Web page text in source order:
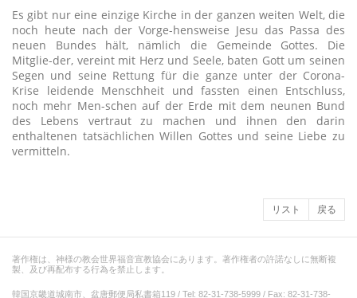
Es gibt nur eine einzige Kirche in der ganzen weiten Welt, die
noch heute nach der Vorge-hensweise Jesu das Passa des
neuen Bundes hält, nämlich die Gemeinde Gottes. Die
Mitglie-der, vereint mit Herz und Seele, baten Gott um seinen
Segen und seine Rettung für die ganze unter der Corona-
Krise leidende Menschheit und fassten einen Entschluss,
noch mehr Men-schen auf der Erde mit dem neunen Bund
des Lebens vertraut zu machen und ihnen den darin
enthaltenen tatsächlichen Willen Gottes und seine Liebe zu
vermitteln.
リスト 戻る
著作権は、神様の教会世界福音宣教協会にあります。著作権者の許諾なしに無断複
製、及び再配布する行為を禁止します。
韓国京畿道城南市、盆唐郵便局私書箱119 / Tel: 82-31-738-5999 / Fax: 82-31-738-